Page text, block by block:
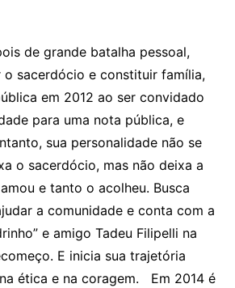
de grande batalha pessoal,
sacerdócio e constituir família,
em 2012 ao ser convidado
para uma nota pública, e
sua personalidade não se
o sacerdócio, mas não deixa a
e tanto o acolheu. Busca
a comunidade e conta com a
e amigo Tadeu Filipelli na
E inicia sua trajetória
ética e na coragem. Em 2014 é